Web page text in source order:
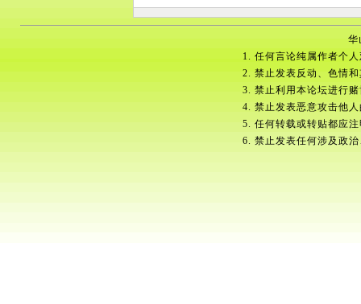
华
1. 任何言论纯属作者个
2. 禁止发表反动、色情
3. 禁止利用本论坛进行
4. 禁止发表恶意攻击他
5. 任何转载或转贴都应
6. 禁止发表任何涉及政